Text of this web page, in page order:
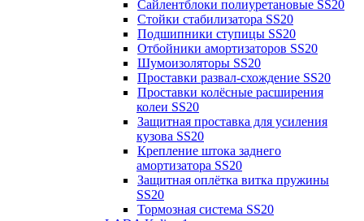
Сайлентблоки полиуретановые SS20
Стойки стабилизатора SS20
Подшипники ступицы SS20
Отбойники амортизаторов SS20
Шумоизоляторы SS20
Проставки развал-схождение SS20
Проставки колёсные расширения
колеи SS20
Защитная проставка для усиления
кузова SS20
Крепление штока заднего
амортизатора SS20
Защитная оплётка витка пружины
SS20
Тормозная система SS20